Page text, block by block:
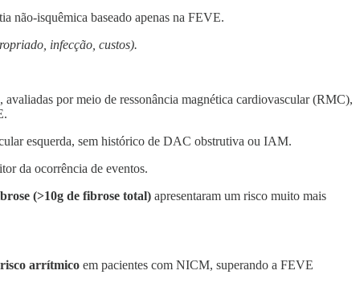
não-isquêmica baseado apenas na FEVE.
infecção, custos).
, avaliadas por meio de ressonância magnética cardiovascular (RMC),
esquerda, sem histórico de DAC obstrutiva ou IAM.
da ocorrência de eventos.
(>10g de fibrose total) apresentaram um risco muito mais
arrítmico em pacientes com NICM, superando a FEVE